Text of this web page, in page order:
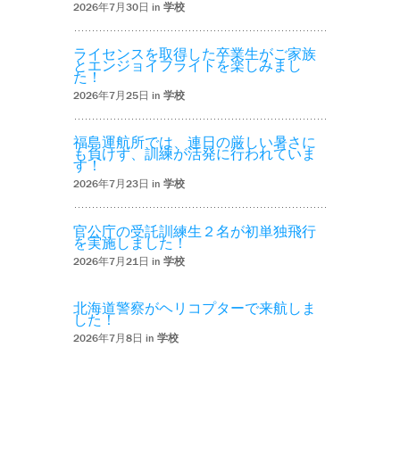
2026年7月30日 in 学校
ライセンスを取得した卒業生がご家族
とエンジョイフライトを楽しみまし
た！
2026年7月25日 in 学校
福島運航所では、連日の厳しい暑さに
も負けず、訓練が活発に行われていま
す！
2026年7月23日 in 学校
官公庁の受託訓練生２名が初単独飛行
を実施しました！
2026年7月21日 in 学校
北海道警察がヘリコプターで来航しま
した！
2026年7月8日 in 学校